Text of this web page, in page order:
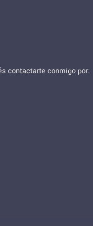
contactarte conmigo por: